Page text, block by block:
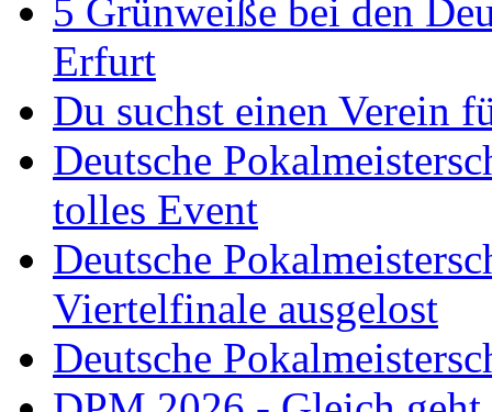
5 Grünweiße bei den
Erfurt
Du suchst einen Verein
Deutsche
tolles Event
Deutsche
Viertelfinale ausgelost
Deutsche